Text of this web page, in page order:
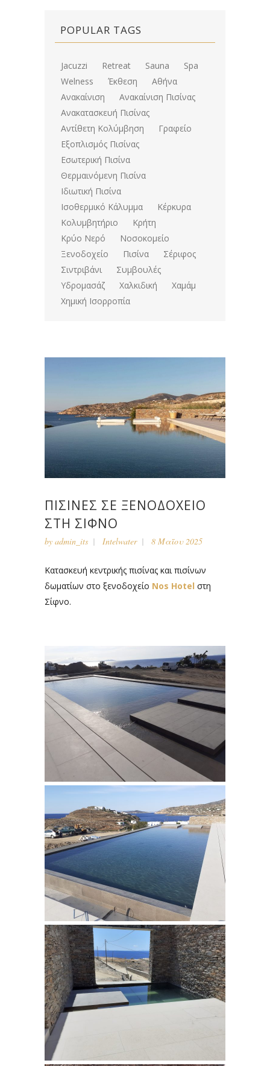
POPULAR TAGS
Jacuzzi Retreat Sauna
Spa
Welness
Έκθεση
Αθήνα
Ανακαίνιση
Ανακαίνιση Πισίνας
Ανακατασκευή Πισίνας
Αντίθετη Κολύμβηση
Γραφείο
Εξοπλισμός Πισίνας
Εσωτερική Πισίνα
Θερμαινόμενη Πισίνα
Ιδιωτική Πισίνα
Ισοθερμικό Κάλυμμα
Κέρκυρα
Κολυμβητήριο
Κρήτη
Κρύο Νερό
Νοσοκομείο
Ξενοδοχείο
Πισίνα
Σέριφος
Σιντριβάνι
Συμβουλές
Υδρομασάζ
Χαλκιδική
Χαμάμ
Χημική Ισορροπία
ΠΙΣΊΝΕΣ ΣΕ ΞΕΝΟΔΟΧΕΊΟ
ΣΤΗ ΣΊΦΝΟ
by admin_its Intelwater 8 Μαΐου 2025
Κατασκευή κεντρικής πισίνας και πισίνων
δωματίων στο ξενοδοχείο Nos Hotel στη
Σίφνο.